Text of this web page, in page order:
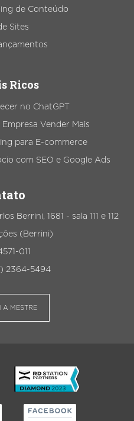
de Conteúdo
Sites
Ricos
no ChatGPT
Vender Mais
para E-commerce
com SEO e Google Ads
Berrini, 1681 - sala 111 e 112
(Berrini)
011
2364-5494
A MESTRE